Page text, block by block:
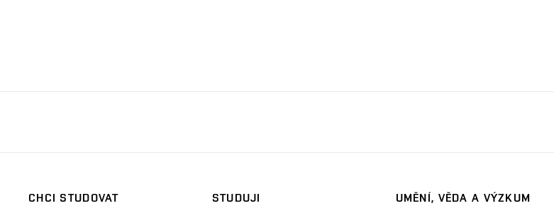
CHCI STUDOVAT
STUDUJI
UMĚNÍ, VĚDA A VÝZKUM